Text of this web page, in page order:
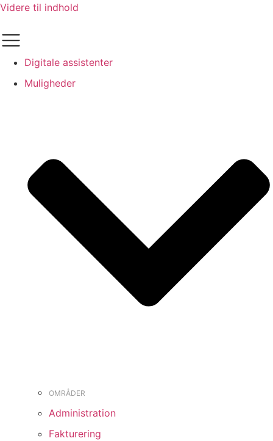
Videre til indhold
Digitale assistenter
Muligheder
OMRÅDER
Administration
Fakturering